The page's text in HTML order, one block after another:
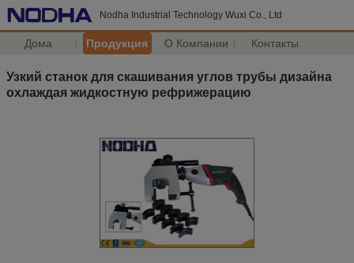
Nodha Industrial Technology Wuxi Co., Ltd
Дома Продукция О Компании Контакты
Узкий станок для скашивания углов трубы дизайна
охлаждая жидкостную рефрижерацию